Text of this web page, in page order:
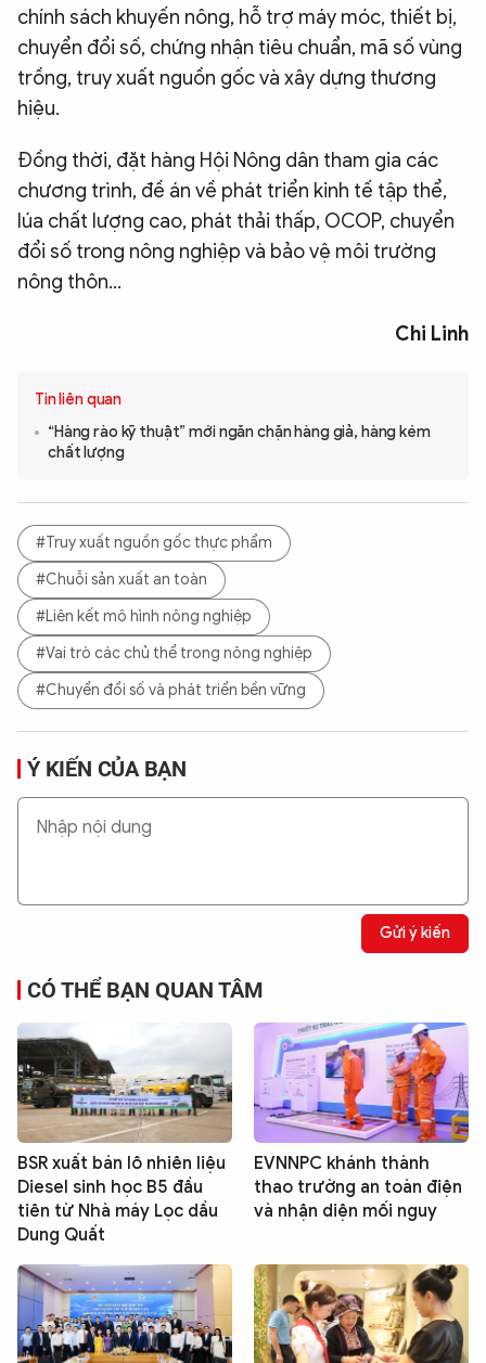
chính sách khuyến nông, hỗ trợ máy móc, thiết bị,
chuyển đổi số, chứng nhận tiêu chuẩn, mã số vùng
trồng, truy xuất nguồn gốc và xây dựng thương
hiệu.
Đồng thời, đặt hàng Hội Nông dân tham gia các
chương trình, đề án về phát triển kinh tế tập thể,
lúa chất lượng cao, phát thải thấp, OCOP, chuyển
đổi số trong nông nghiệp và bảo vệ môi trường
nông thôn...
Chi Linh
Tin liên quan
“Hàng rào kỹ thuật” mới ngăn chặn hàng giả, hàng kém
chất lượng
#Truy xuất nguồn gốc thực phẩm
#Chuỗi sản xuất an toàn
#Liên kết mô hình nông nghiệp
#Vai trò các chủ thể trong nông nghiệp
#Chuyển đổi số và phát triển bền vững
Ý KIẾN CỦA BẠN
Gửi ý kiến
CÓ THỂ BẠN QUAN TÂM
BSR xuất bán lô nhiên liệu
Diesel sinh học B5 đầu
tiên từ Nhà máy Lọc dầu
Dung Quất
EVNNPC khánh thành
thao trường an toàn điện
và nhận diện mối nguy